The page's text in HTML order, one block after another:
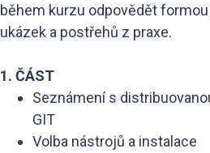
během kurzu odpovědět
ukázek a postřehů z praxe.
1. ČÁST
Seznámení s
GIT
Volba nástrojů a instalace